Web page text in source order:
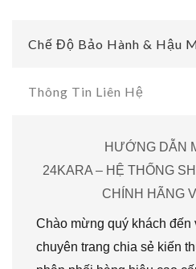
Chế Độ Bảo Hành & Hậu
Thông Tin Liên Hệ
HƯỚNG DẪN
24KARA – HỆ THỐNG
CHÍNH HÃNG
Chào mừng quý khách
chuyên trang chia sẻ kiến